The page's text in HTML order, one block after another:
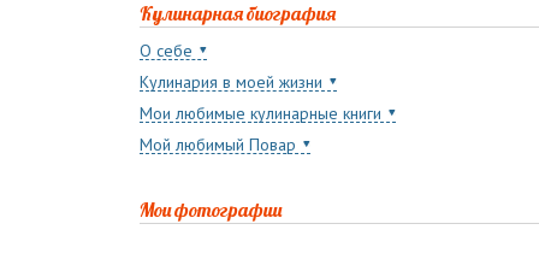
Кулинарная биография
О себе
Кулинария в моей жизни
Мои любимые кулинарные книги
Мой любимый Повар
Мои фотографии